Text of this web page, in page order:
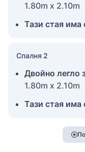
1.80m x 2.10m
Тази стая има
Спалня 2
Двойно легло
1.80m x 2.10m
Тази стая има